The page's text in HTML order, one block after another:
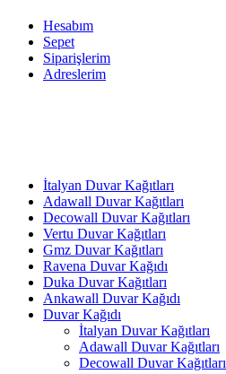
Hesabım
Sepet
Siparişlerim
Adreslerim
İtalyan Duvar Kağıtları
Adawall Duvar Kağıtları
Decowall Duvar Kağıtları
Vertu Duvar Kağıtları
Gmz Duvar Kağıtları
Ravena Duvar Kağıdı
Duka Duvar Kağıtları
Ankawall Duvar Kağıdı
Duvar Kağıdı
İtalyan Duvar Kağıtları
Adawall Duvar Kağıtları
Decowall Duvar Kağıtları